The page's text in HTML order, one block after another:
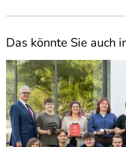
Das könnte Sie auch